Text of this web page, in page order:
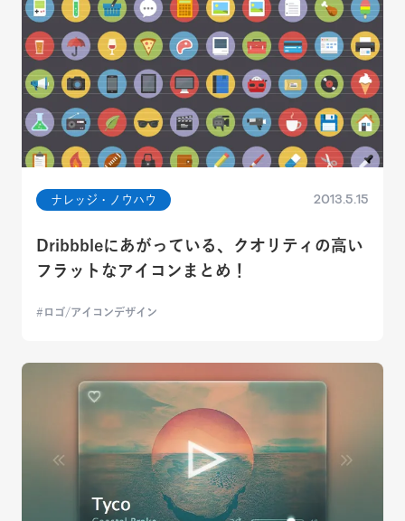
ナレッジ・ノウハウ 2013.5.15
Dribbbleにあがっている、クオリティの高い
フラットなアイコンまとめ！
ロゴ/アイコンデザイン